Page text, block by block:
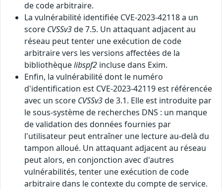
de code arbitraire.
La vulnérabilité identifiée CVE-2023-42118 a un
score CVSSv3de 7.5. Un attaquant adjacent au
réseau peut tenter une exécution de code
arbitraire vers les versions affectées de la
bibliothèquelibspf2 incluse dans Exim.
Enfin, la vulnérabilité dont le numéro
d'identification est CVE-2023-42119 est référencée
avec un score CVSSv3de 3.1. Elle est introduite par
le sous-système de recherches DNS : un manque
de validation des données fournies par
l'utilisateur peut entraîner une lecture au-delà du
tampon alloué. Un attaquant adjacent au réseau
peut alors, en conjonction avec d'autres
vulnérabilités, tenter une exécution de code
arbitraire dans le contexte du compte de service.